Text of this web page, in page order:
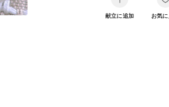
献立に追加 お気